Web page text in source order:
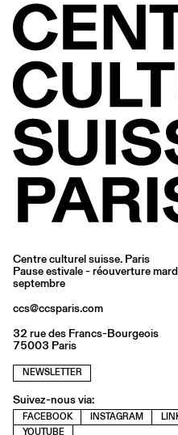
Centre culturel suisse. Paris
Pause estivale - réouverture
septembre
ccs@ccsparis.com
32 rue des Francs-Bourgeois
75003 Paris
NEWSLETTER
Suivez-nous via:
FACEBOOK INSTAGRAM
YOUTUBE